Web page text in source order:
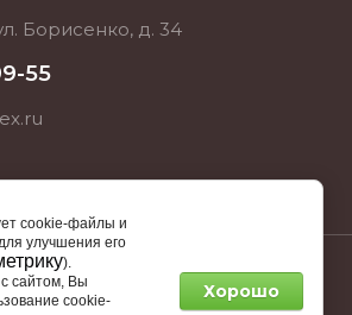
Борисенко, д. 34
55
ИНН 253712512682
cookie-файлы и
улучшения его
).
сайтом, Вы
cookie-
Хорошо